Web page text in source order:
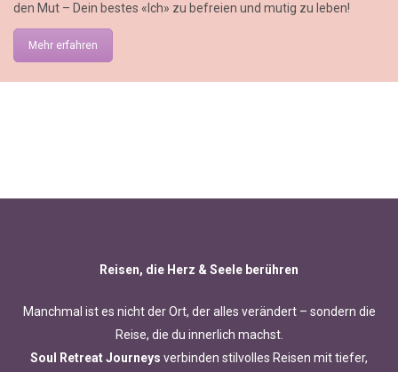
den Mut – Dein bestes «Ich» zu befreien und mutig zu leben!
Mehr erfahren
Reisen, die Herz & Seele berühren
Manchmal ist es nicht der Ort, der alles verändert – sondern die
Reise, die du innerlich machst.
Soul Retreat Journeys verbinden stilvolles Reisen mit tiefer,